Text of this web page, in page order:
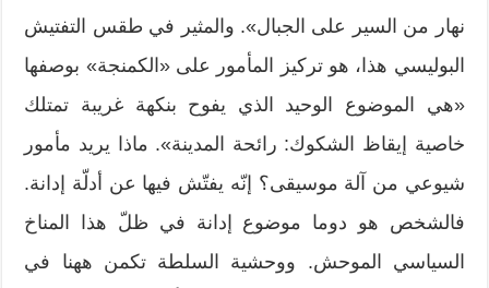
نهار من السير على الجبال». والمثير في طقس التفتيش
البوليسي هذا، هو تركيز المأمور على «الكمنجة» بوصفها
«هي الموضوع الوحيد الذي يفوح بنكهة غريبة تمتلك
خاصية إيقاظ الشكوك: رائحة المدينة». ماذا يريد مأمور
شيوعي من آلة موسيقى؟ إنّه يفتّش فيها عن أدلّة إدانة.
فالشخص هو دوما موضوع إدانة في ظلّ هذا المناخ
السياسي الموحش. ووحشية السلطة تكمن ههنا في